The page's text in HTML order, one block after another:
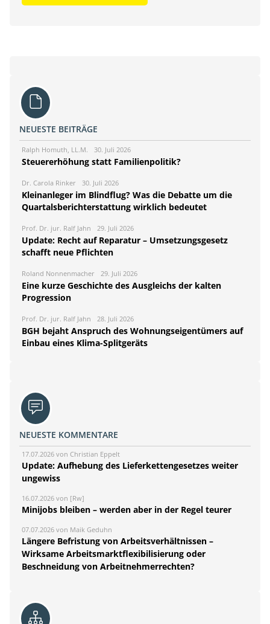
NEUESTE BEITRÄGE
Ralph Homuth, LL.M. 30. Juli 2026
Steuererhöhung statt Familienpolitik?
Dr. Carola Rinker 30. Juli 2026
Kleinanleger im Blindflug? Was die Debatte um die
Quartalsberichterstattung wirklich bedeutet
Prof. Dr. jur. Ralf Jahn 29. Juli 2026
Update: Recht auf Reparatur – Umsetzungsgesetz
schafft neue Pflichten
Roland Nonnenmacher 29. Juli 2026
Eine kurze Geschichte des Ausgleichs der kalten
Progression
Prof. Dr. jur. Ralf Jahn 28. Juli 2026
BGH bejaht Anspruch des Wohnungseigentümers auf
Einbau eines Klima-Splitgeräts
NEUESTE KOMMENTARE
17.07.2026 von Christian Eppelt
Update: Aufhebung des Lieferkettengesetzes weiter
ungewiss
16.07.2026 von [Rw]
Minijobs bleiben – werden aber in der Regel teurer
07.07.2026 von Maik Geduhn
Längere Befristung von Arbeitsverhältnissen –
Wirksame Arbeitsmarktflexibilisierung oder
Beschneidung von Arbeitnehmerrechten?